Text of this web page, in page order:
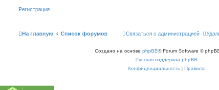
Регистрация
На главную Список форумов Связаться с администрацией
Создано на основе phpBB® Forum Software ©
Русская поддержка phpBB
Конфиденциальность | Правила